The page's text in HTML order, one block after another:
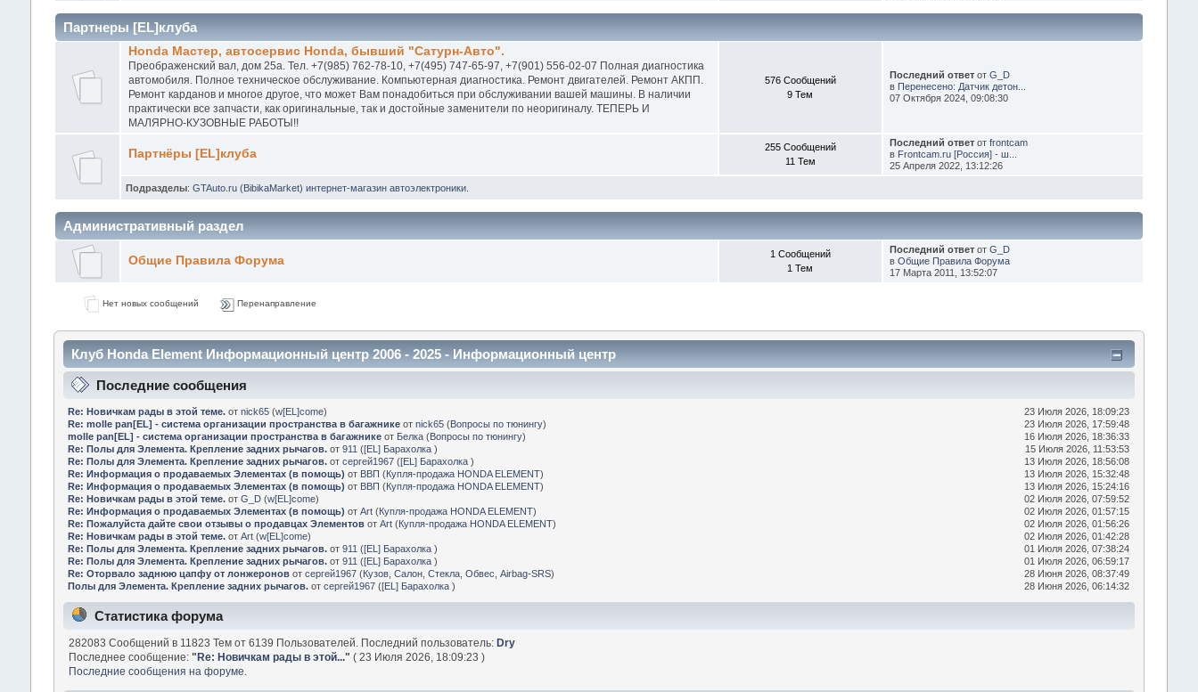
Партнеры [EL]клуба
Honda Мастер, автосервис Honda, бывший "Сатурн-Авто".
Преображенский вал, дом 25а. Тел. +7(985) 762-78-10, +7(495) 747-65-97, +7(901) 556-02-07 Полная диагностика
автомобиля. Полное техническое обслуживание. Компьютерная диагностика. Ремонт двигателей. Ремонт АКПП.
Ремонт карданов и многое другое, что может Вам понадобиться при обслуживании вашей машины. В наличии
практически все запчасти, как оригинальные, так и достойные заменители по неоригиналу. ТЕПЕРЬ И
МАЛЯРНО-КУЗОВНЫЕ РАБОТЫ!!
576 Сообщений
9 Тем
Последний ответ отG_D
в Перенесено: Датчик детон...
07 Октября 2024, 09:08:30
Партнёры [EL]клуба
255 Сообщений
11 Тем
Последний ответ отfrontcam
в Frontcam.ru [Россия] - ш...
25 Апреля 2022, 13:12:26
Подразделы: GTAuto.ru (BibikaMarket) интернет-магазин автоэлектроники.
Административный раздел
Общие Правила Форума
1 Сообщений
1 Тем
Последний ответ отG_D
вОбщие Правила Форума
17 Марта 2011, 13:52:07
Нет новых сообщений Перенаправление
Клуб Honda Element Информационный центр 2006 - 2025 - Информационный центр
Последние сообщения
Re: Новичкам рады в этой теме. отnick65 (w[EL]come)
23 Июля 2026, 18:09:23
Re: molle pan[EL] - система организации пространства в багажнике отnick65 (Вопросы по тюнингу)
23 Июля 2026, 17:59:48
molle pan[EL] - система организации пространства в багажнике от Белка (Вопросы по тюнингу)
16 Июля 2026, 18:36:33
Re: Полы для Элемента. Крепление задних рычагов. от911 ([EL] Барахолка)
15 Июля 2026, 11:53:53
Re: Полы для Элемента. Крепление задних рычагов. отсергей1967 ([EL] Барахолка)
13 Июля 2026, 18:56:08
Re: Информация о продаваемых Элементах (в помощь) от ВВП (Купля-продажа HONDA ELEMENT)
13 Июля 2026, 15:32:48
Re: Информация о продаваемых Элементах (в помощь) от ВВП (Купля-продажа HONDA ELEMENT)
13 Июля 2026, 15:24:16
Re: Новичкам рады в этой теме. отG_D (w[EL]come)
02 Июля 2026, 07:59:52
Re: Информация о продаваемых Элементах (в помощь) отArt (Купля-продажа HONDA ELEMENT)
02 Июля 2026, 01:57:15
Re: Пожалуйста дайте свои отзывы о продавцах Элементов отArt (Купля-продажа HONDA ELEMENT)
02 Июля 2026, 01:56:26
Re: Новичкам рады в этой теме. отArt (w[EL]come)
02 Июля 2026, 01:42:28
Re: Полы для Элемента. Крепление задних рычагов. от911 ([EL] Барахолка)
01 Июля 2026, 07:38:24
Re: Полы для Элемента. Крепление задних рычагов. от911 ([EL] Барахолка)
01 Июля 2026, 06:59:17
Re: Оторвало заднюю цапфу от лонжеронов отсергей1967 (Кузов, Салон, Стекла, Обвес, Airbag-SRS)
28 Июня 2026, 08:37:49
Полы для Элемента. Крепление задних рычагов. отсергей1967 ([EL] Барахолка) 28 Июня 2026, 06:14:32
Статистика форума
282083 Сообщений в 11823 Тем от 6139 Пользователей. Последний пользователь: Dry
Последнее сообщение: " Re: Новичкам рады в этой..." ( 23 Июля 2026, 18:09:23 )
Последние сообщения на форуме.